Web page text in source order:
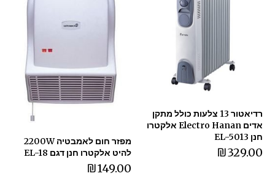
רדיאטור 13 צלעות כולל מתקן
אדים Electro Hanan אלקטרו
חנן EL-5013
₪329.00
מפזר חום לאמבטיה 2200W
להיט אלקטרו חנן דגם EL-18
₪149.00